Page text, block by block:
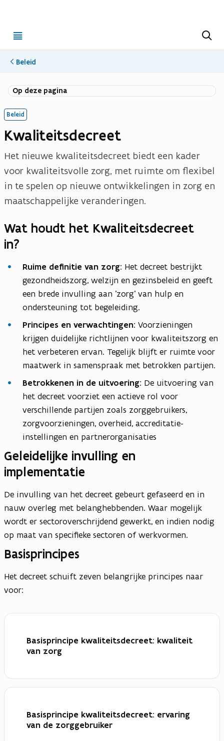
menu
Beleid
Op deze pagina
Beleid
Kwaliteitsdecreet
Het nieuwe kwaliteitsdecreet biedt een kader
voor kwaliteitsvolle zorg, met ruimte om flexibel
in te spelen op nieuwe ontwikkelingen in zorg en
maatschappelijke veranderingen.
Wat houdt het Kwaliteitsdecreet
in?
Ruime definitie van zorg: Het decreet bestrijkt
gezondheidszorg, welzijn en gezinsbeleid en geeft
een brede invulling aan 'zorg' van hulp en
ondersteuning tot begeleiding.
Principes en verwachtingen: Voorzieningen
krijgen duidelijke richtlijnen voor kwaliteitszorg en
het verbeteren ervan. Tegelijk blijft er ruimte voor
maatwerk in samenspraak met betrokken partijen.
Betrokkenen in de uitvoering: De uitvoering van
het decreet voorziet een actieve rol voor
verschillende partijen zoals zorggebruikers,
zorgvoorzieningen, overheid, accreditatie-
instellingen en partnerorganisaties
Geleidelijke invulling en
implementatie
De invulling van het decreet gebeurt gefaseerd en in
nauw overleg met belanghebbenden. Waar mogelijk
wordt er sectoroverschrijdend gewerkt, en indien nodig
op maat van specifieke sectoren of werkvormen.
Basisprincipes
Het decreet schuift zeven belangrijke principes naar
voor:
Basisprincipe kwaliteitsdecreet: kwaliteit
van zorg
Basisprincipe kwaliteitsdecreet: ervaring
van de zorggebruiker